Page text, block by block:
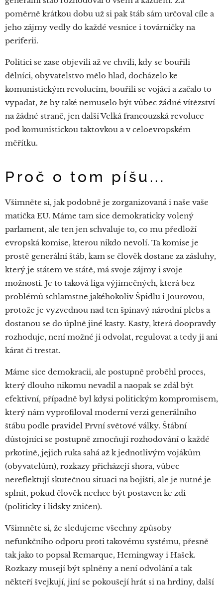
poměrně krátkou dobu už si pak štáb sám určoval cíle a
jeho zájmy vedly do každé vesnice i továrničky na
periferii.
Politici se zase objevili až ve chvíli, kdy se bouřili
dělníci, obyvatelstvo mělo hlad, docházelo ke
komunistickým revolucím, bouřili se vojáci a začalo to
vypadat, že by také nemuselo být vůbec žádné vítězství
na žádné straně, jen další Velká francouzská revoluce
pod komunistickou taktovkou a v celoevropském
měřítku.
Proč o tom píšu...
Všimněte si, jak podobně je zorganizovaná i naše vaše
matička EU. Máme tam sice demokraticky volený
parlament, ale ten jen schvaluje to, co mu předloží
evropská komise, kterou nikdo nevolí. Ta komise je
prostě generální štáb, kam se člověk dostane za zásluhy,
který je státem ve státě, má svoje zájmy i svoje
možnosti. Je to taková liga výjimečných, která bez
problémů schlamstne jakéhokoliv Špidlu i Jourovou,
protože je vyzvednou nad ten špinavý národní plebs a
dostanou se do úplně jiné kasty. Kasty, která doopravdy
rozhoduje, není možné ji odvolat, regulovat a tedy ji ani
kárat či trestat.
Máme sice demokracii, ale postupně proběhl proces,
který dlouho nikomu nevadil a naopak se zdál být
efektivní, případně byl kdysi politickým kompromisem,
který nám vyprofiloval moderní verzi generálního
štábu podle pravidel První světové války. Štábní
důstojníci se postupně zmocňují rozhodování o každé
prkotině, jejich ruka sahá až k jednotlivým vojákům
(obyvatelům), rozkazy přicházejí shora, vůbec
nereflektují skutečnou situaci na bojišti, ale je nutné je
splnit, pokud člověk nechce být postaven ke zdi
(politicky i lidsky zničen).
Všimněte si, že sledujeme všechny způsoby
nefunkčního odporu proti takovému systému, přesně
tak jako to popsal Remarque, Hemingway i Hašek.
Rozkazy musejí být splněny a není odvolání a tak
někteří švejkují, jiní se pokoušejí hrát si na hrdiny, další